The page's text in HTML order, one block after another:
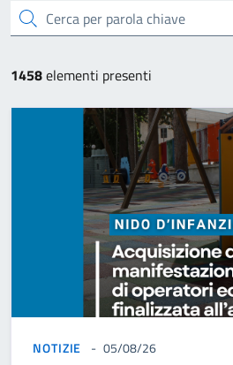
cerca
1458elementi presenti
NOTIZIE 05/08/26